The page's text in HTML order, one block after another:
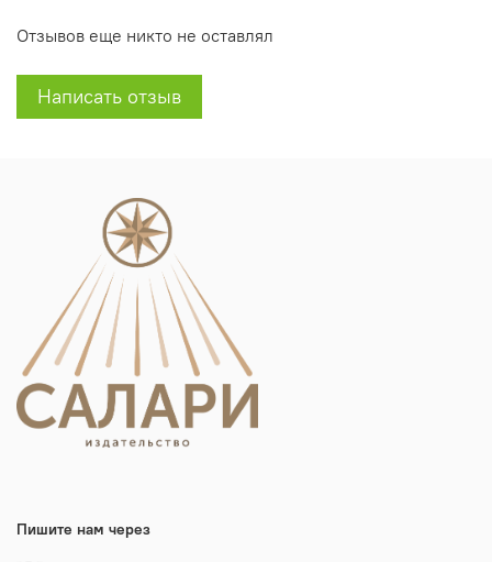
Отзывов еще никто не оставлял
Написать отзыв
Пишите нам через